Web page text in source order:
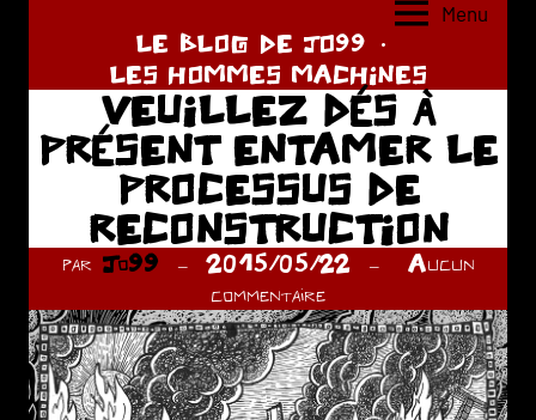
Menu
LE BLOG DE JO99
LES HOMMES MACHINES
VEUILLEZ DÉS À
PRÉSENT ENTAMER LE
PROCESSUS DE
RECONSTRUCTION
par Jo99 2015/05/22
Aucun
commentaire